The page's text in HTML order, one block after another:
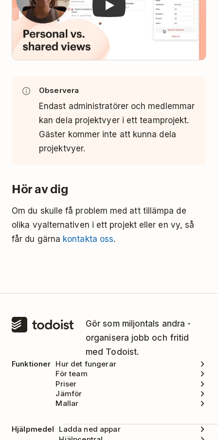
Observera
Endast administratörer och medlemmar
kan dela projektvyer i ett teamprojekt.
Gäster kommer inte att kunna dela
projektvyer.
Hör av dig
Om du skulle få problem med att tillämpa de
olika vyalternativen i ett projekt eller en vy, så
får du gärna kontakta oss.
Gör som miljontals andra -
organisera jobb och fritid
med Todoist.
Funktioner Hur det fungerar
För team
Priser
Jämför
Mallar
Hjälpmedel
Ladda ned appar